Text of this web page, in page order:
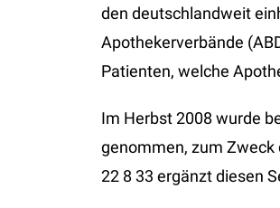
den deutschlandweit
Apothekerverbände
Patienten, welche
Im Herbst 2008 wurde
genommen, zum
22 8 33 ergänzt diesen